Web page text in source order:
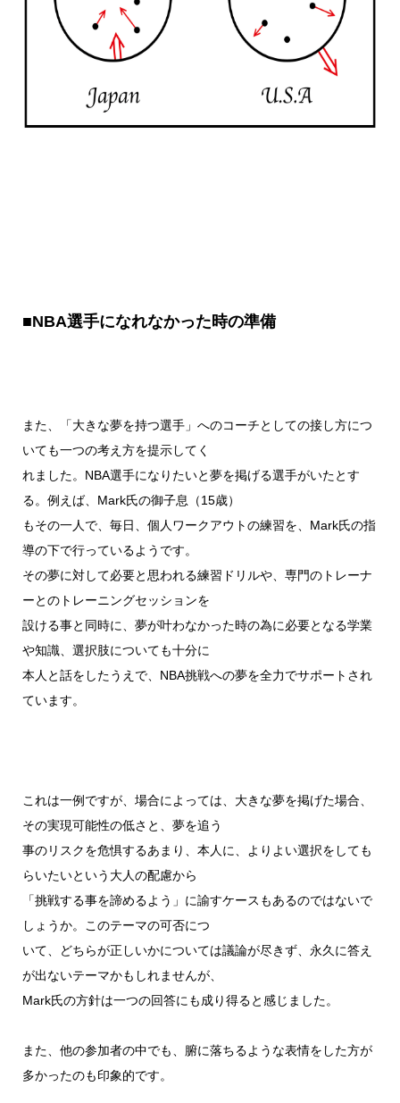
■NBA選手になれなかった時の準備
また、「大きな夢を持つ選手」へのコーチとしての接し方につ
いても一つの考え方を提示してく
れました。NBA選手になりたいと夢を掲げる選手がいたとす
る。例えば、Mark氏の御子息（15歳）
もその一人で、毎日、個人ワークアウトの練習を、Mark氏の指
導の下で行っているようです。
その夢に対して必要と思われる練習ドリルや、専門のトレーナ
ーとのトレーニングセッションを
設ける事と同時に、夢が叶わなかった時の為に必要となる学業
や知識、選択肢についても十分に
本人と話をしたうえで、NBA挑戦への夢を全力でサポートされ
ています。
これは一例ですが、場合によっては、大きな夢を掲げた場合、
その実現可能性の低さと、夢を追う
事のリスクを危惧するあまり、本人に、よりよい選択をしても
らいたいという大人の配慮から
「挑戦する事を諦めるよう」に諭すケースもあるのではないで
しょうか。このテーマの可否につ
いて、どちらが正しいかについては議論が尽きず、永久に答え
が出ないテーマかもしれませんが、
Mark氏の方針は一つの回答にも成り得ると感じました。
また、他の参加者の中でも、腑に落ちるような表情をした方が
多かったのも印象的です。